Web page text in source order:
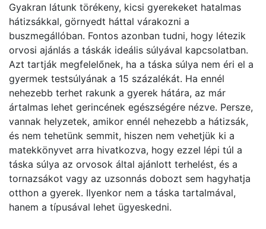
Gyakran látunk törékeny, kicsi gyerekeket hatalmas
hátizsákkal, görnyedt háttal várakozni a
buszmegállóban. Fontos azonban tudni, hogy létezik
orvosi ajánlás a táskák ideális súlyával kapcsolatban.
Azt tartják megfelelőnek, ha a táska súlya nem éri el a
gyermek testsúlyának a 15 százalékát. Ha ennél
nehezebb terhet rakunk a gyerek hátára, az már
ártalmas lehet gerincének egészségére nézve. Persze,
vannak helyzetek, amikor ennél nehezebb a hátizsák,
és nem tehetünk semmit, hiszen nem vehetjük ki a
matekkönyvet arra hivatkozva, hogy ezzel lépi túl a
táska súlya az orvosok által ajánlott terhelést, és a
tornazsákot vagy az uzsonnás dobozt sem hagyhatja
otthon a gyerek. Ilyenkor nem a táska tartalmával,
hanem a típusával lehet ügyeskedni.